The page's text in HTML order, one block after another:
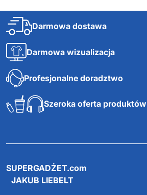
Darmowa dostawa
Darmowa wizualizacja
Profesjonalne doradztwo
Szeroka oferta produktów
SUPERGADŻET.com
JAKUB LIEBELT